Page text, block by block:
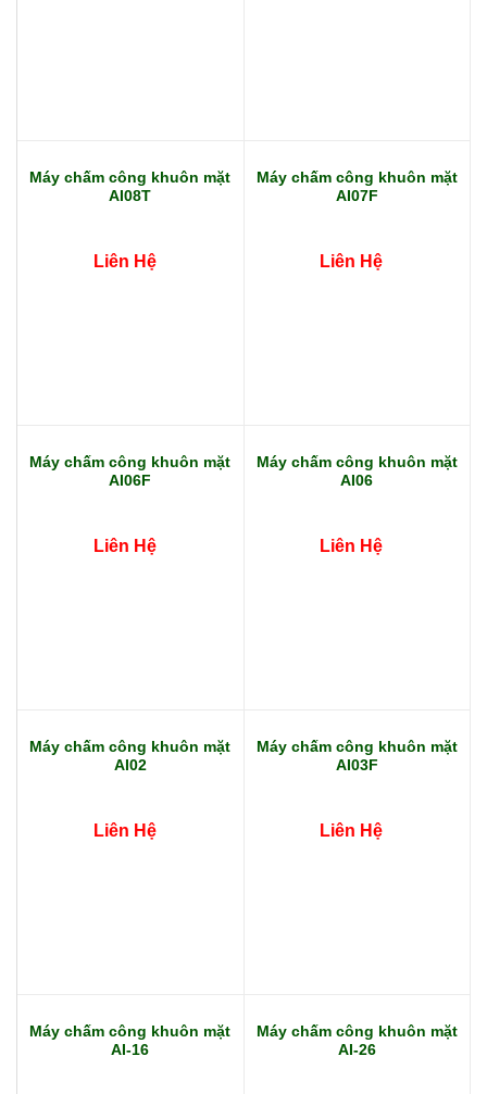
Máy chấm công khuôn mặt
AI08T
Liên Hệ
Máy chấm công khuôn mặt
AI07F
Liên Hệ
Máy chấm công khuôn mặt
AI06F
Liên Hệ
Máy chấm công khuôn mặt
AI06
Liên Hệ
Máy chấm công khuôn mặt
AI02
Liên Hệ
Máy chấm công khuôn mặt
AI03F
Liên Hệ
Máy chấm công khuôn mặt
AI-16
Máy chấm công khuôn mặt
AI-26